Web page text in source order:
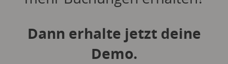
Dann erhalte jetzt deine
Demo.